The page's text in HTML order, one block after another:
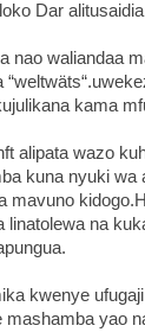
Dar
nao waliandaa
kama
alipata wazo
kuna nyuki
mavuno
linatolewa na
kwenye
yao